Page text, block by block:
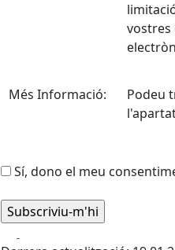
vostres
Més Informació:
Podeu
Sí, dono el meu